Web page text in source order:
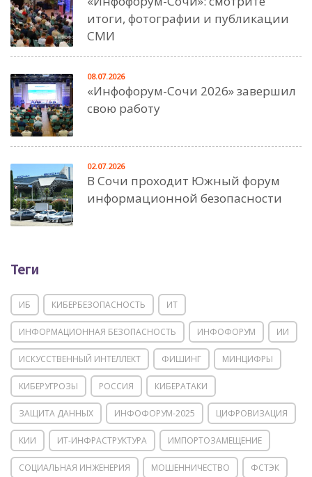
итоги, фотографии и публикации
СМИ
«Инфофорум-Сочи 2026» завершил
свою работу
08.07.2026
В Сочи проходит Южный форум
информационной безопасности
02.07.2026
Теги
ИБ КИБЕРБЕЗОПАСНОСТЬ ИТ
ИНФОРМАЦИОННАЯ БЕЗОПАСНОСТЬ ИНФОФОРУМ ИИ
ИСКУССТВЕННЫЙ ИНТЕЛЛЕКТ ФИШИНГ МИНЦИФРЫ
КИБЕРУГРОЗЫ РОССИЯ КИБЕРАТАКИ
ЗАЩИТА ДАННЫХ ИНФОФОРУМ-2025 ЦИФРОВИЗАЦИЯ
КИИ ИТ-ИНФРАСТРУКТУРА ИМПОРТОЗАМЕЩЕНИЕ
СОЦИАЛЬНАЯ ИНЖЕНЕРИЯ МОШЕННИЧЕСТВО ФСТЭК